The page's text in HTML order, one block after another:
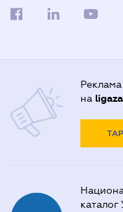
Реклама
на